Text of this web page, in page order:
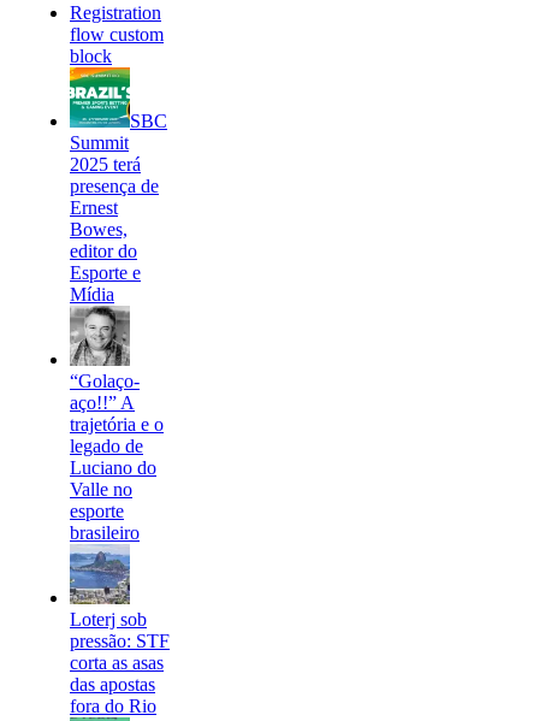
Registration
flow custom
block
SBC
Summit
2025 terá
presença de
Ernest
Bowes,
editor do
Esporte e
Mídia
“Golaço-
aço!!” A
trajetória e o
legado de
Luciano do
Valle no
esporte
brasileiro
Loterj sob
pressão: STF
corta as asas
das apostas
fora do Rio